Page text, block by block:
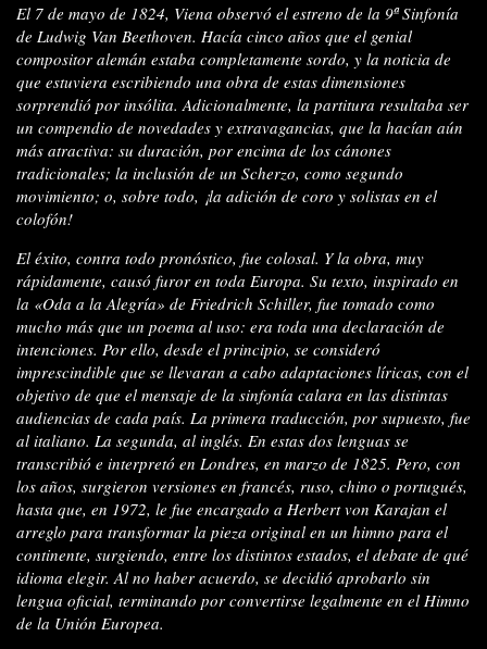
El 7 de mayo de 1824, Viena observó el estreno de la 9ª Sinfonía
de Ludwig Van Beethoven. Hacía cinco años que el genial
compositor alemán estaba completamente sordo, y la noticia de
que estuviera escribiendo una obra de estas dimensiones
sorprendió por insólita. Adicionalmente, la partitura resultaba ser
un compendio de novedades y extravagancias, que la hacían aún
más atractiva: su duración, por encima de los cánones
tradicionales; la inclusión de un Scherzo, como segundo
movimiento; o, sobre todo, ¡la adición de coro y solistas en el
colofón!
El éxito, contra todo pronóstico, fue colosal. Y la obra, muy
rápidamente, causó furor en toda Europa. Su texto, inspirado en
la «Oda a la Alegría» de Friedrich Schiller, fue tomado como
mucho más que un poema al uso: era toda una declaración de
intenciones. Por ello, desde el principio, se consideró
imprescindible que se llevaran a cabo adaptaciones líricas, con el
objetivo de que el mensaje de la sinfonía calara en las distintas
audiencias de cada país. La primera traducción, por supuesto, fue
al italiano. La segunda, al inglés. En estas dos lenguas se
transcribió e interpretó en Londres, en marzo de 1825. Pero, con
los años, surgieron versiones en francés, ruso, chino o portugués,
hasta que, en 1972, le fue encargado a Herbert von Karajan el
arreglo para transformar la pieza original en un himno para el
continente, surgiendo, entre los distintos estados, el debate de qué
idioma elegir. Al no haber acuerdo, se decidió aprobarlo sin
lengua oficial, terminando por convertirse legalmente en el Himno
de la Unión Europea.